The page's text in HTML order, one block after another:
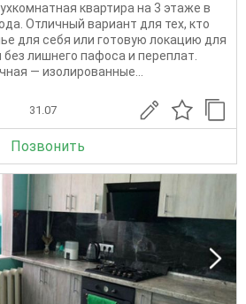
квартира на 3 этаже в
Отличный вариант для тех, кто
для себя или готовую локацию для
лишнего пафоса и переплат.
— изолированные...
31.07
Позвонить